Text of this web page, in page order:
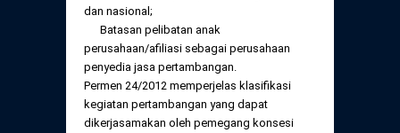
dan nasional;
Batasan pelibatan anak
perusahaan/afiliasi sebagai perusahaan
penyedia jasa pertambangan.
Permen 24/2012 memperjelas klasifikasi
kegiatan pertambangan yang dapat
dikerjasamakan oleh pemegang konsesi